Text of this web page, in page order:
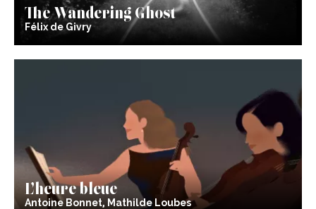
The Wandering Ghost
Félix de Givry
L’heure bleue
Antoine Bonnet, Mathilde Loubes